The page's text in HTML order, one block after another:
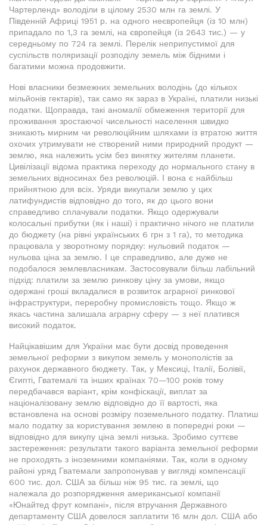
Чартерленд» володіли в цілому 2530 млн га землі. У
Південній Африці 1951 р. на одного неєвропейця (із 10 млн)
припадало по 1,3 га землі, на європейця (із 2643 тис.) — у
середньому по 724 га землі. Перелік неприпустимої для
суспільств поляризації розподілу земель між бідними і
багатими можна продовжити.
Нові власники безмежних земельних володінь (до кількох
мільйонів гектарів), так само як зараз в Україні, платили низькі
податки. Щоправда, такі аномалії обмеження території для
проживання зростаючої чисельності населення швидко
зникають мирним чи революційним шляхами із втратою життя
охочих утримувати не створений ними природний продукт —
землю, яка належить усім без винятку жителям планети.
Цивілізації відома практика переходу до нормального стану в
земельних відносинах без революцій. І вона є найбільш
прийнятною для всіх. Уряди викупали землю у цих
латифундистів відповідно до того, як до цього вони
справедливо сплачували податки. Якщо одержували
колосальні прибутки (як і наші) і практично нічого не платили
до бюджету (на рівні українських 6 грн з 1 га), то методика
працювала у зворотному порядку: нульовий податок —
нульова ціна за землю. І це справедливо, але дуже не
подобалося землевласникам. Застосовували більш лабільний
підхід: платили за землю ринкову ціну за умови, якщо
одержані гроші вкладалися в розвиток аграрної ринкової
інфраструктури, переробну промисловість тощо. Якщо ж
якась частина залишала аграрну сферу — з неї платився
високий податок.
Найцікавішим для України має бути досвід проведення
земельної реформи з викупом земель у монополістів за
рахунок державного бюджету. Так, у Мексиці, Італії, Болівії,
Єгипті, Гватемалі та інших країнах 70—100 років тому
передбачався варіант, крім конфіскації, виплат за
націоналізовану землю відповідно до її вартості, яка
встановлена на основі розміру поземельного податку. Платиш
мало податку за користування землею в попередні роки —
відповідно для викупу ціна землі низька. Зробимо суттєве
застереження: результати такого варіанта земельної реформи
не проходять з іноземними компаніями. Так, коли в одному
районі уряд Гватемали запропонував у вигляді компенсації
600 тис. дол. США за більш ніж 95 тис. га землі, що
належала до розпорядження американської компанії
«Юнайтед фрут компані», після втручання Державного
департаменту США довелося заплатити 16 млн дол. США або